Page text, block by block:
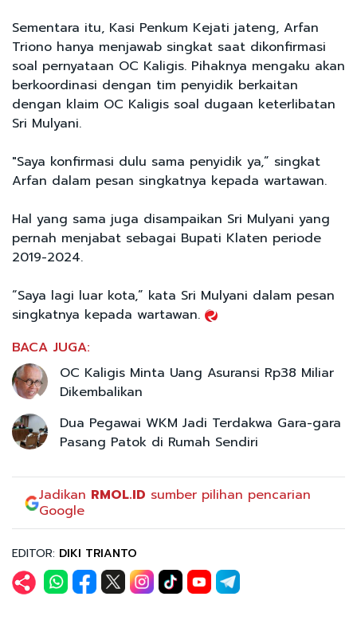
Sementara itu, Kasi Penkum Kejati jateng, Arfan
Triono hanya menjawab singkat saat dikonfirmasi
soal pernyataan OC Kaligis. Pihaknya mengaku akan
berkoordinasi dengan tim penyidik berkaitan
dengan klaim OC Kaligis soal dugaan keterlibatan
Sri Mulyani.
"Saya konfirmasi dulu sama penyidik ya,” singkat
Arfan dalam pesan singkatnya kepada wartawan.
Hal yang sama juga disampaikan Sri Mulyani yang
pernah menjabat sebagai Bupati Klaten periode
2019-2024.
“Saya lagi luar kota,” kata Sri Mulyani dalam pesan
singkatnya kepada wartawan.
BACA JUGA:
OC Kaligis Minta Uang Asuransi Rp38 Miliar
Dikembalikan
Dua Pegawai WKM Jadi Terdakwa Gara-gara
Pasang Patok di Rumah Sendiri
Jadikan RMOL.ID sumber pilihan pencarian
Google
EDITOR: DIKI TRIANTO